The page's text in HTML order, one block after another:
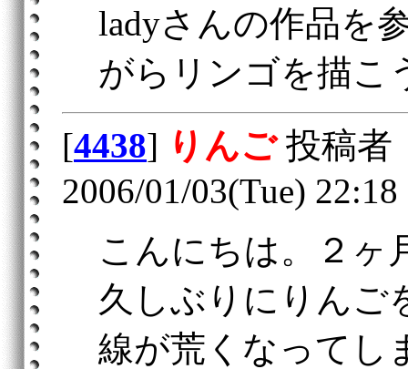
ladyさんの作品を
がらリンゴを描こ
[4438] りんご投稿者
2006/01/03(Tue) 22:18
こんにちは。２ヶ
久しぶりにりんご
線が荒くなってし